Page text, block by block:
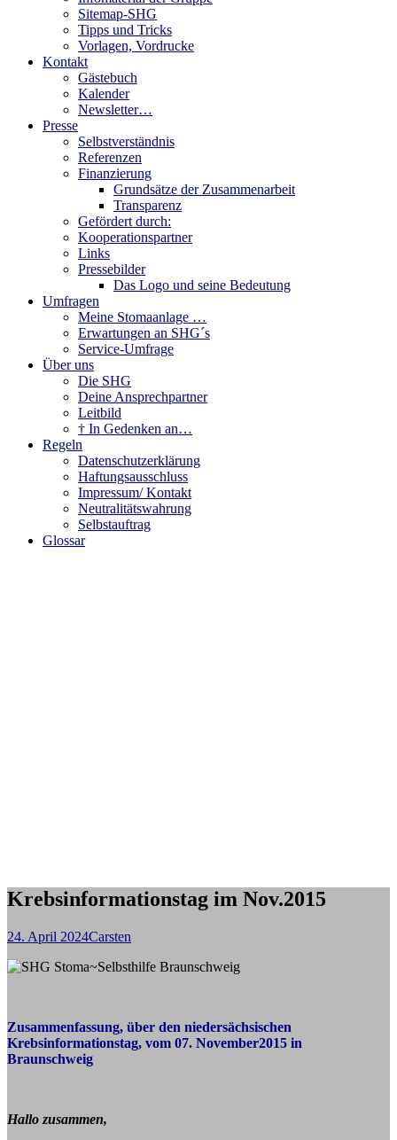
Sitemap-SHG
Tipps und Tricks
Vorlagen, Vordrucke
Kontakt
Gästebuch
Kalender
Newsletter…
Presse
Selbstverständnis
Referenzen
Finanzierung
Grundsätze der Zusammenarbeit
Transparenz
Gefördert durch:
Kooperationspartner
Links
Pressebilder
Das Logo und seine Bedeutung
Umfragen
Meine Stomaanlage …
Erwartungen an SHG´s
Service-Umfrage
Über uns
Die SHG
Deine Ansprechpartner
Leitbild
† In Gedenken an…
Regeln
Datenschutzerklärung
Haftungsausschluss
Impressum/ Kontakt
Neutralitätswahrung
Selbstauftrag
Glossar
Krebsinformationstag im Nov.2015
24. April 2024Carsten
Zusammenfassung, über den niedersächsischen
Krebsinformationstag, vom 07. November2015 in
Braunschweig
Hallo zusammen,